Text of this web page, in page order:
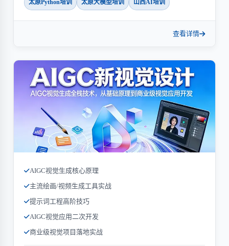
太原Python培训 太原大模型培训 山西AI培训
查看详情
AIGC视觉生成核心原理
主流绘画/视频生成工具实战
提示词工程高阶技巧
AIGC视觉应用二次开发
商业级视觉项目落地实战